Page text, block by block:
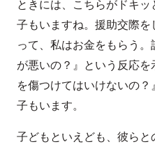
ときには、こちらがドキ
子もいますね。援助交際
って、私はお金をもらう
が悪いの？』という反応
を傷つけてはいけないの
子もいます。
子どもといえども、彼らと